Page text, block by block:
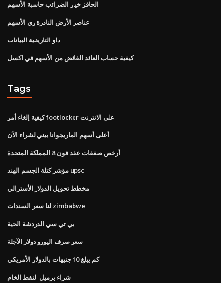
الحافز خيار الضرائب حاسبة الأسهم
عناصر الأرض النادرة ري الأسهم
داو التاريخية البيانات
كيفية حساب العائد الفائض من الأسهم في اكسل
Tags
كيفية إلغاء أمر footlocker على الانترنت
أعلى أسهم الماريجوانا بيني لشراء الآن
أرخص صفقات عقد فون 8 المملكة المتحدة
مؤشر كتلة الجسم الهند upsc
مخطط تحويل الدولار الأسترالي
لنا سعر السندات zimbabwe
بي تي سي الدردشة الحية
سعر صرف اليورو دولار الآجلة
كم يبلغ 10 جنيهات بالدولار الأمريكي
شراء برميل النفط الخام